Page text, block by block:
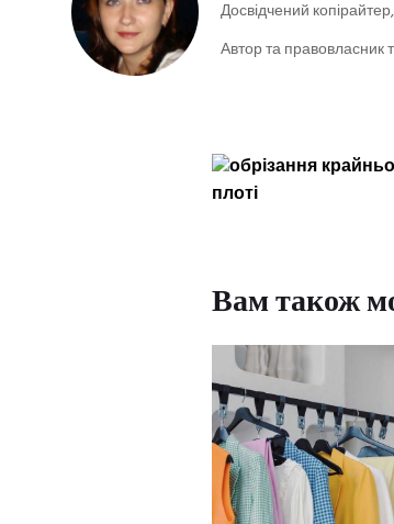
Досвідчений
Автор та правовласник
Вам також